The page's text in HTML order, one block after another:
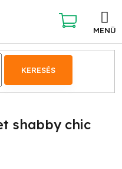
KERESÉS
KOSÁR
shabby chic